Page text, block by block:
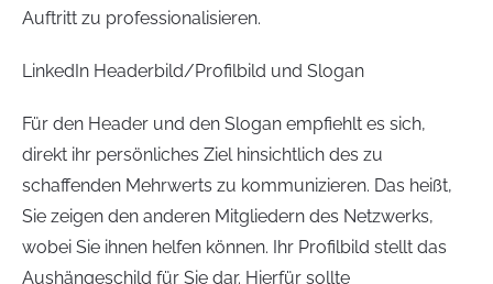
Auftritt zu professionalisieren.
LinkedIn Headerbild/Profilbild und Slogan
Für den Header und den Slogan empfiehlt es sich,
direkt ihr persönliches Ziel hinsichtlich des zu
schaffenden Mehrwerts zu kommunizieren. Das heißt,
Sie zeigen den anderen Mitgliedern des Netzwerks,
wobei Sie ihnen helfen können. Ihr Profilbild stellt das
Aushängeschild für Sie dar. Hierfür sollte